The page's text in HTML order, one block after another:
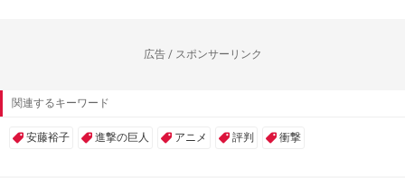
広告 / スポンサーリンク
関連するキーワード
安藤裕子 進撃の巨人 アニメ 評判 衝撃